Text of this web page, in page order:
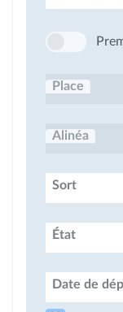
Place
Alinéa
Sort
État
Date de